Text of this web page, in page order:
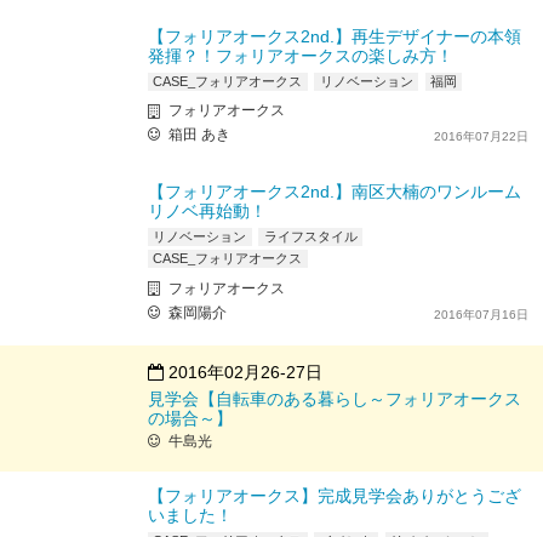
【フォリアオークス2nd.】再生デザイナーの本領
発揮？！フォリアオークスの楽しみ方！
CASE_フォリアオークス リノベーション 福岡
フォリアオークス
箱田 あき
2016年07月22日
【フォリアオークス2nd.】南区大楠のワンルーム
リノベ再始動！
リノベーション
ライフスタイル
CASE_フォリアオークス
フォリアオークス
森岡陽介
2016年07月16日
2016年02月26-27日
見学会【自転車のある暮らし～フォリアオークス
の場合～】
牛島光
【フォリアオークス】完成見学会ありがとうござ
いました！